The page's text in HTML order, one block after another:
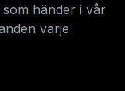
som händer i vår
varje